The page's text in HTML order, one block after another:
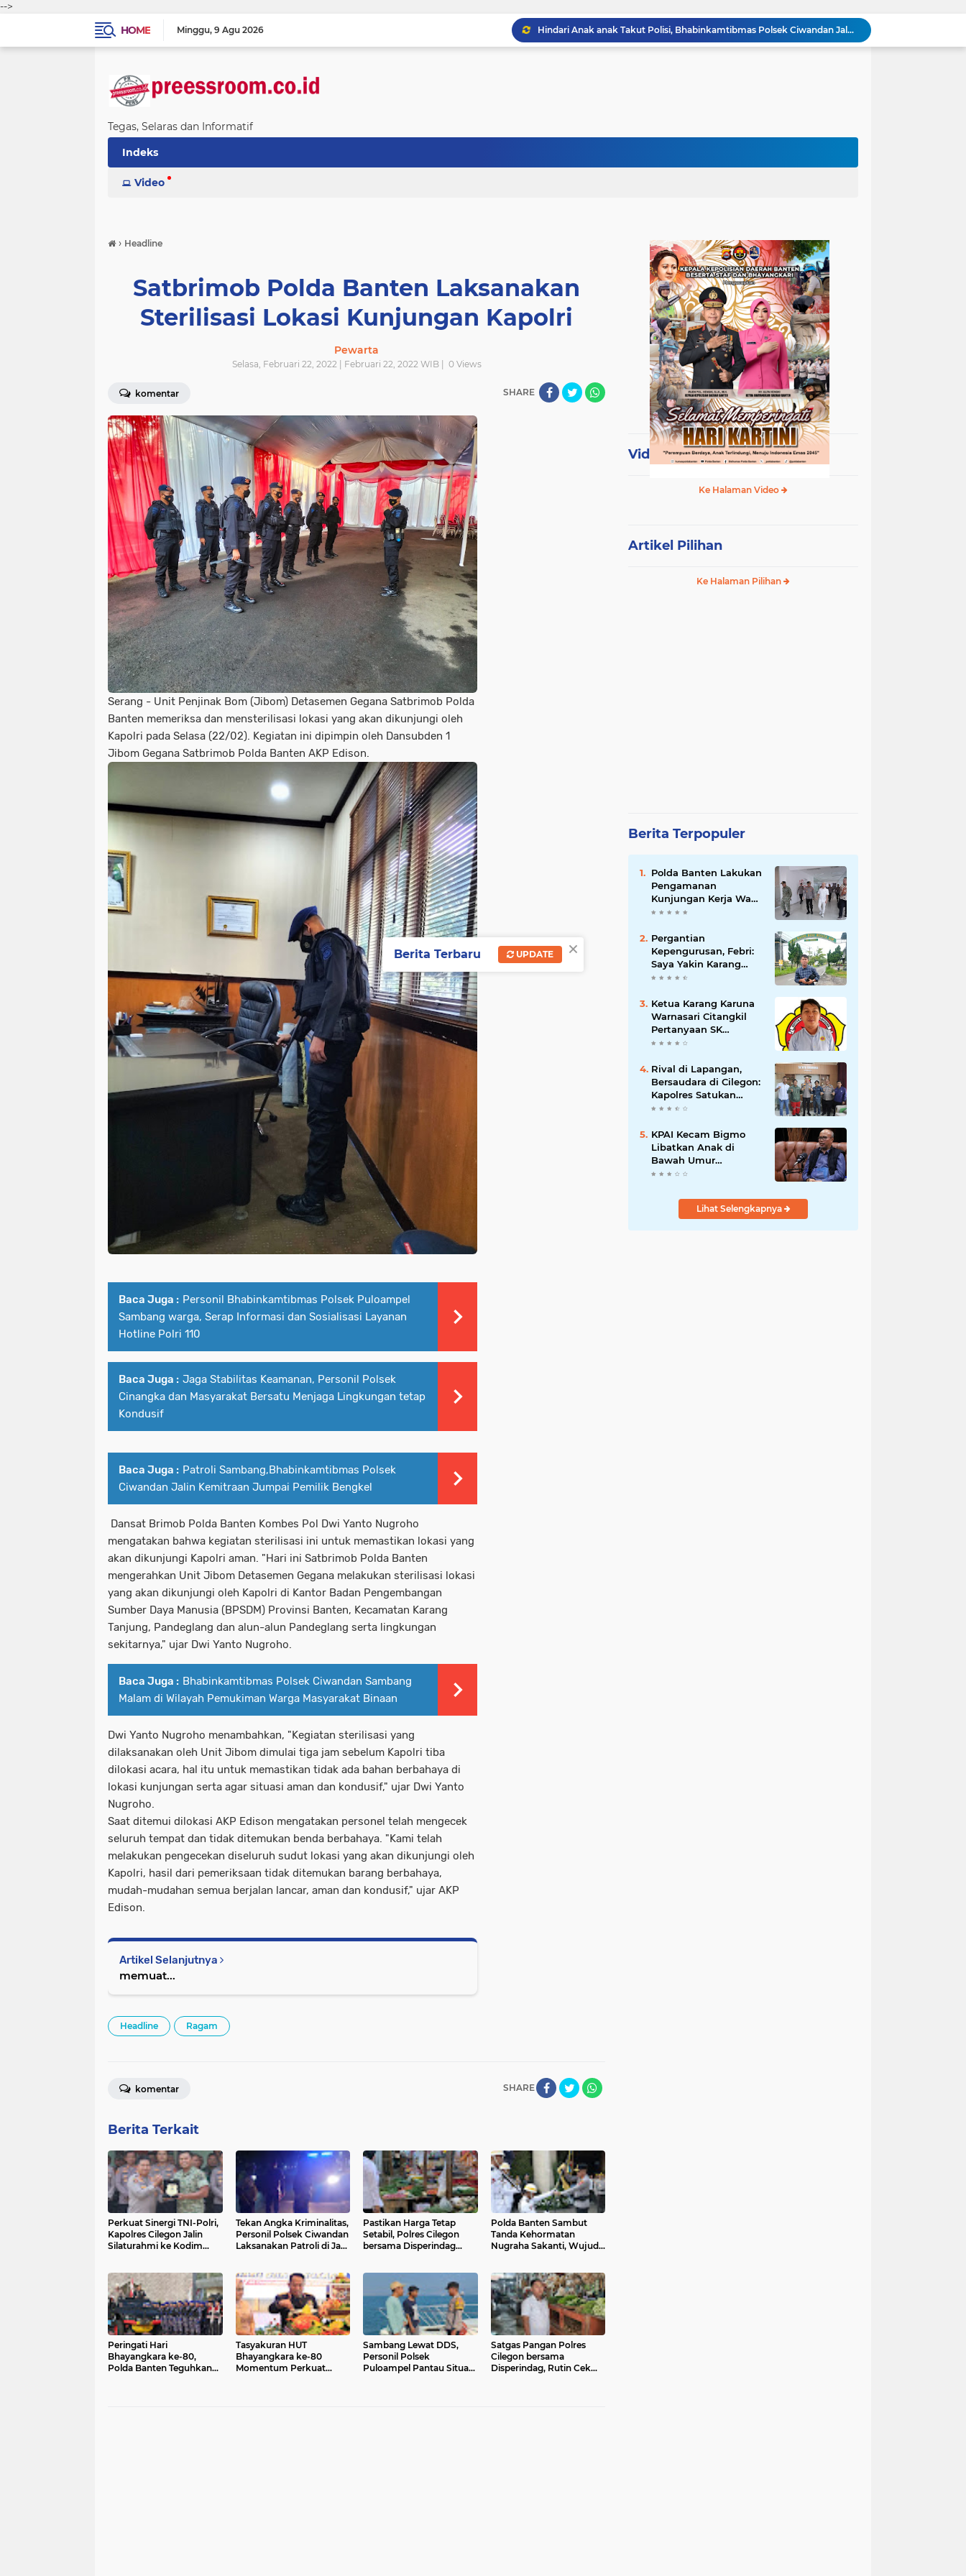
-->
HOME
Minggu 9 Agu 2026
Sinergitas TNI-POLRI, Personil Polsek Ciwandan bersama Babinsa Hadir Ditengah Masyarakat Jaga Lingkungan Kondusif
Bhabinkamtibmas Polsek Ciwandan Dekatkan kepada Masyarakat melalui Pengajian Rutin
Buka Warbinling, Bhabinkamtibmas Efektifkan Pelayanan dan Pengayoman di tengah Masyarakat
Tegas, Selaras dan Informatif
Indeks
Video
› Headline
Satbrimob Polda Banten Laksanakan
Sterilisasi Lokasi Kunjungan Kapolri
Pewarta
Selasa, Februari 22, 2022 | Februari 22, 2022 WIB | 0Views
komentar SHARE
Serang - Unit Penjinak Bom (Jibom) Detasemen Gegana Satbrimob Polda
Banten memeriksa dan mensterilisasi lokasi yang akan dikunjungi oleh
Kapolri pada Selasa (22/02). Kegiatan ini dipimpin oleh Dansubden 1
Jibom Gegana Satbrimob Polda Banten AKP Edison.
Baca Juga : Personil Bhabinkamtibmas Polsek Puloampel
Sambang warga, Serap Informasi dan Sosialisasi Layanan
Hotline Polri 110
Baca Juga : Jaga Stabilitas Keamanan, Personil Polsek
Cinangka dan Masyarakat Bersatu Menjaga Lingkungan tetap
Kondusif
Baca Juga : Patroli Sambang,Bhabinkamtibmas Polsek
Ciwandan Jalin Kemitraan Jumpai Pemilik Bengkel
Dansat Brimob Polda Banten Kombes Pol Dwi Yanto Nugroho
mengatakan bahwa kegiatan sterilisasi ini untuk memastikan lokasi yang
akan dikunjungi Kapolri aman. "Hari ini Satbrimob Polda Banten
mengerahkan Unit Jibom Detasemen Gegana melakukan sterilisasi lokasi
yang akan dikunjungi oleh Kapolri di Kantor Badan Pengembangan
Sumber Daya Manusia (BPSDM) Provinsi Banten, Kecamatan Karang
Tanjung, Pandeglang dan alun-alun Pandeglang serta lingkungan
sekitarnya," ujar Dwi Yanto Nugroho.
Baca Juga : Bhabinkamtibmas Polsek Ciwandan Sambang
Malam di Wilayah Pemukiman Warga Masyarakat Binaan
Dwi Yanto Nugroho menambahkan, "Kegiatan sterilisasi yang
dilaksanakan oleh Unit Jibom dimulai tiga jam sebelum Kapolri tiba
dilokasi acara, hal itu untuk memastikan tidak ada bahan berbahaya di
lokasi kunjungan serta agar situasi aman dan kondusif," ujar Dwi Yanto
Nugroho.
Saat ditemui dilokasi AKP Edison mengatakan personel telah mengecek
seluruh tempat dan tidak ditemukan benda berbahaya. "Kami telah
melakukan pengecekan diseluruh sudut lokasi yang akan dikunjungi oleh
Kapolri, hasil dari pemeriksaan tidak ditemukan barang berbahaya,
mudah-mudahan semua berjalan lancar, aman dan kondusif," ujar AKP
Edison.
Artikel Selanjutnya
memuat...
Headline Ragam
SHARE
komentar
Berita Terkait
Perkuat Sinergi TNI-Polri,
Kapolres Cilegon Jalin
Silaturahmi ke Kodim
Tekan Angka Kriminalitas,
Personil Polsek Ciwandan
Laksanakan Patroli di Jam
Pastikan Harga Tetap
Setabil, Polres Cilegon
bersama Disperindag
Polda Banten Sambut
Tanda Kehormatan
Nugraha Sakanti, Wujud
Peringati Hari
Bhayangkara ke-80,
Polda Banten Teguhkan
Tasyakuran HUT
Bhayangkara ke-80
Momentum Perkuat
Sambang Lewat DDS,
Personil Polsek
Puloampel Pantau Situasi
Satgas Pangan Polres
Cilegon bersama
Disperindag, Rutin Cek
Video Terpopuler
Ke Halaman Video
Artikel Pilihan
Ke Halaman Pilihan
Berita Terpopuler
Polda Banten Lakukan
Pengamanan
Kunjungan Kerja Wakil
Presiden RI
Pergantian
Kepengurusan, Febri:
Saya Yakin Karang
Taruna Wanakarsa
Kepemimpinan Bung
Entus Jauh Membawa
Manfaat
Ketua Karang Karuna
Warnasari Citangkil
Pertanyaan SK
Karetaker dan Urgensi
Berduka
Rival di Lapangan,
Bersaudara di Cilegon:
Kapolres Satukan
Viking dan Jak Mania
Piala Presiden 2026
KPAI Kecam Bigmo
Libatkan Anak di
Bawah Umur
Promosikan Liquid
Bertindak Tegas
Lihat Selengkapnya
×
Berita Terbaru UPDATE